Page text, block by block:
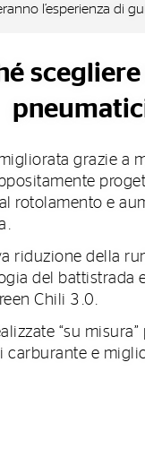
l’esperienza di
grazie a
rotolamento e
riduzione della
del battistrada
Chili 3.0.
“su
carburante e